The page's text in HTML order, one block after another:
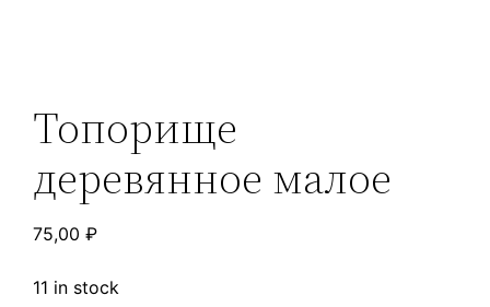
Топорище
деревянное малое
75,00₽
11 in stock